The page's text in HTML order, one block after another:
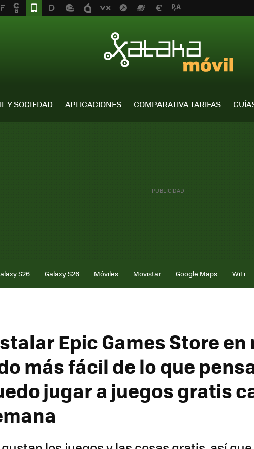
Y SOCIEDAD APLICACIONES COMPARATIVA TARIFAS
S26 Galaxy S26 Móviles Movistar Google Maps WiFi
Epic Games Store en
más fácil de lo que
jugar a juegos gratis